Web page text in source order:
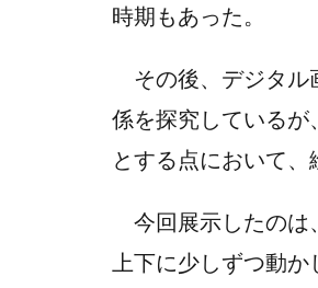
時期もあった。
その後、デジタル
係を探究している
とする点において、
今回展示したのは
上下に少しずつ動